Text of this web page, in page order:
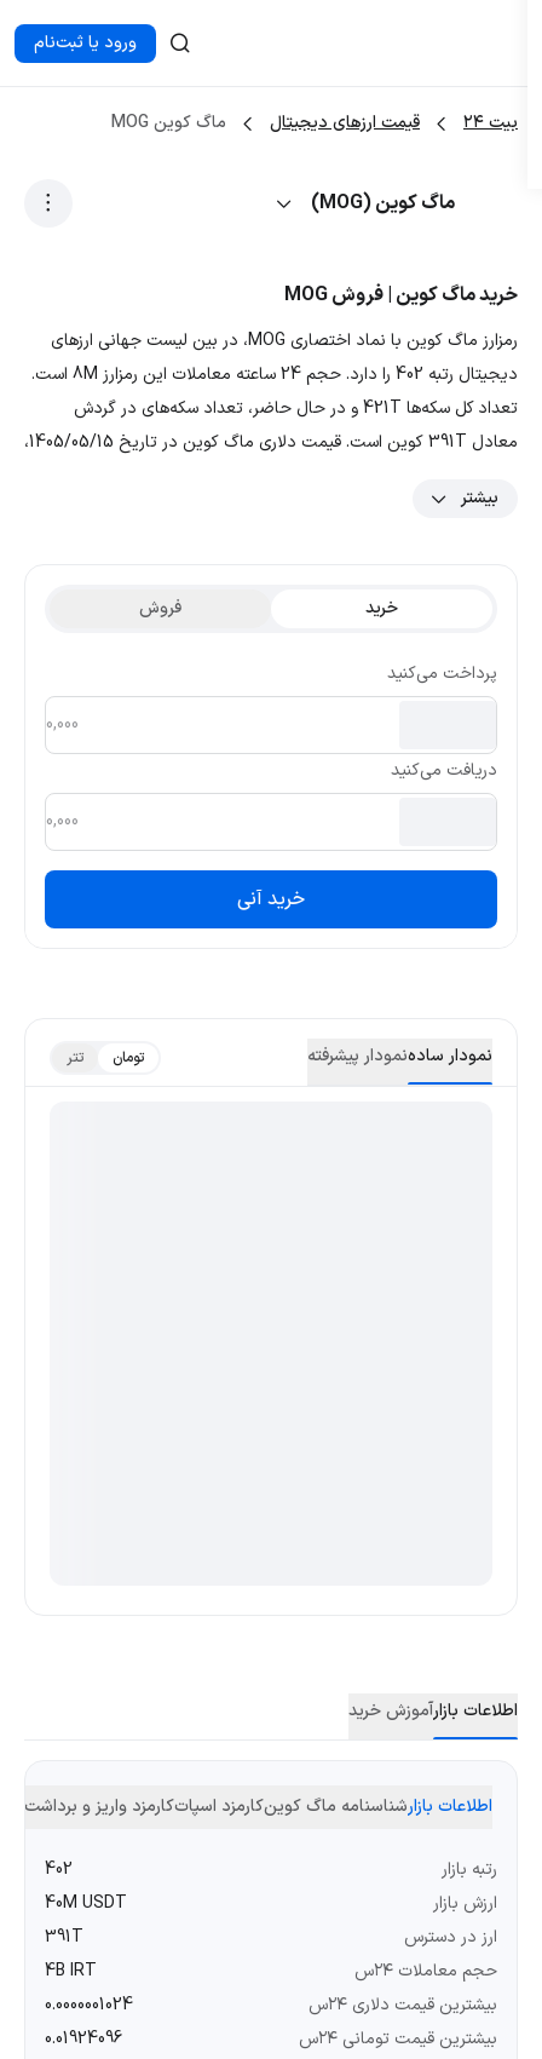
ورود یا ثبت‌نام
بیت ۲۴ قیمت ارزهای دیجیتال ماگ کوین MOG
ماگ کوین (MOG)
خرید ماگ کوین | فروش MOG
رمزارز ماگ کوین با نماد اختصاری MOG، در بین لیست جهانی ارزهای
دیجیتال رتبه 402 را دارد. حجم 24 ساعته معاملات این رمزارز 8M است.
تعداد کل سکه‌ها 421T و در حال حاضر، تعداد سکه‌های در گردش
معادل 391T کوین است. قیمت دلاری ماگ کوین در تاریخ 1405/05/15،
است. با توجه به نمودار و داده‌های رمزارز ماگ کوین، بیشترین قیمت
بیشتر
نمودار سادهنمودار پیشرفته تومان تتر
اطلاعات بازارآموزش خرید
اطلاعات بازارشناسنامه ماگ کوینکارمزد اسپاتکارمزد واریز و برداشت
رتبه بازار
402
ارزش بازار
40M USDT
ارز در دسترس
391T
حجم معاملات ۲۴س
4B IRT
بیشترین قیمت دلاری ۲۴س
0.0000001024
بیشترین قیمت تومانی ۲۴س
0.01924096
خرید فروش
پرداخت می‌کنید
دریافت می‌کنید
خرید آنی